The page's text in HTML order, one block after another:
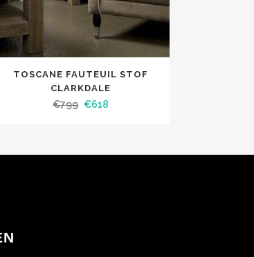
TOSCANE FAUTEUIL STOF
CLARKDALE
€799 €618